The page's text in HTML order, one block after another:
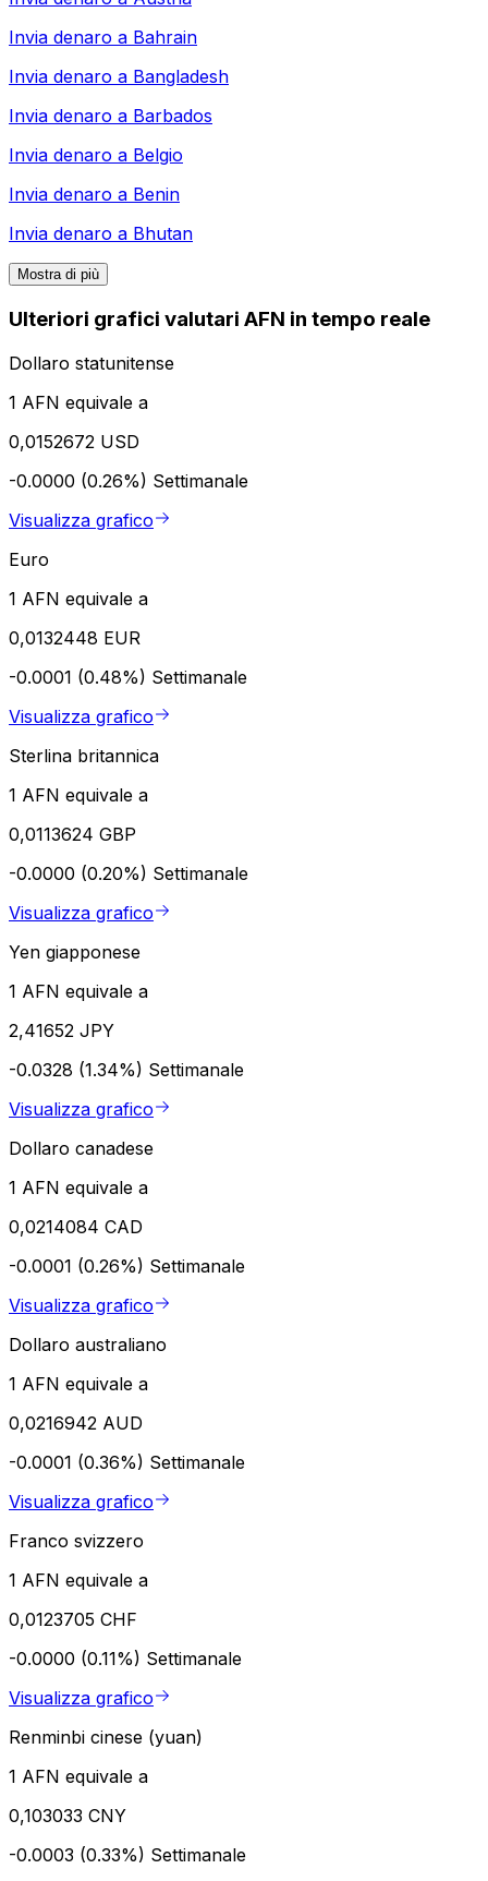
Invia denaro a Bahrain
Invia denaro a Bangladesh
Invia denaro a Barbados
Invia denaro a Belgio
Invia denaro a Benin
Invia denaro a Bhutan
Mostra di più
Ulteriori grafici valutari AFN in tempo reale
Dollaro statunitense
1 AFN equivale a
0,0152672 USD
-0.0000 (0.26%) Settimanale
Visualizza grafico
Euro
1 AFN equivale a
0,0132448 EUR
-0.0001 (0.48%) Settimanale
Visualizza grafico
Sterlina britannica
1 AFN equivale a
0,0113624 GBP
-0.0000 (0.20%) Settimanale
Visualizza grafico
Yen giapponese
1 AFN equivale a
2,41652 JPY
-0.0328 (1.34%) Settimanale
Visualizza grafico
Dollaro canadese
1 AFN equivale a
0,0214084 CAD
-0.0001 (0.26%) Settimanale
Visualizza grafico
Dollaro australiano
1 AFN equivale a
0,0216942 AUD
-0.0001 (0.36%) Settimanale
Visualizza grafico
Franco svizzero
1 AFN equivale a
0,0123705 CHF
-0.0000 (0.11%) Settimanale
Visualizza grafico
Renminbi cinese (yuan)
1 AFN equivale a
0,103033 CNY
-0.0003 (0.33%) Settimanale